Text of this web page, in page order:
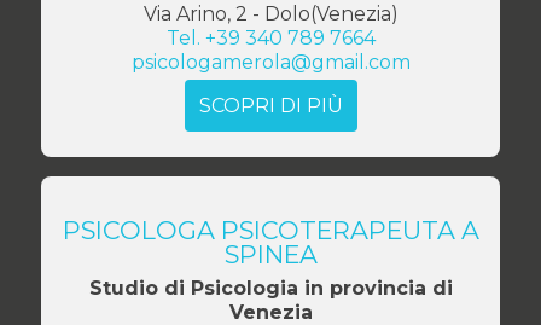
Via Arino, 2 - Dolo(Venezia)
Tel. +39 340 789 7664
psicologamerola@gmail.com
SCOPRI DI PIÙ
PSICOLOGA PSICOTERAPEUTA A
SPINEA
Studio di Psicologia in provincia di
Venezia